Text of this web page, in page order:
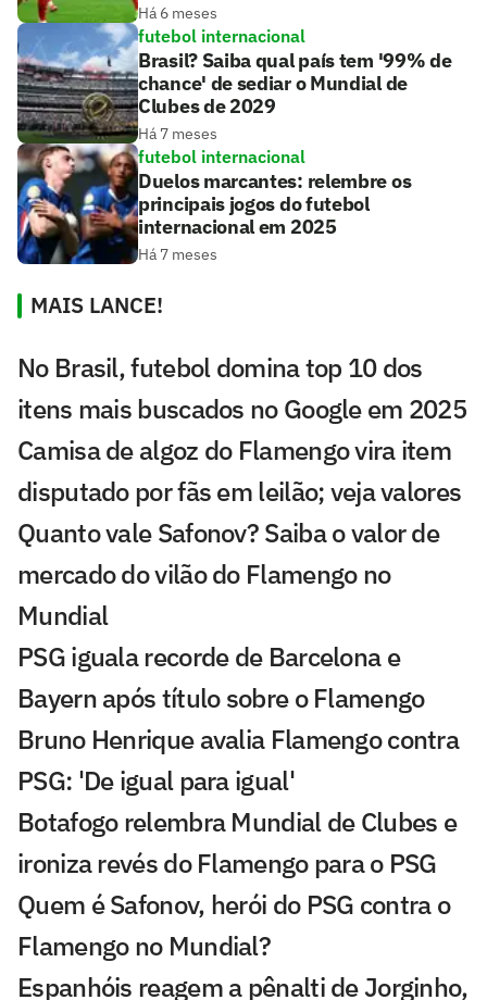
Há 6 meses
futebol internacional
Brasil? Saiba qual país tem '99% de
chance' de sediar o Mundial de
Clubes de 2029
Há 7 meses
futebol internacional
Duelos marcantes: relembre os
principais jogos do futebol
internacional em 2025
Há 7 meses
MAIS LANCE!
No Brasil, futebol domina top 10 dos
itens mais buscados no Google em 2025
Camisa de algoz do Flamengo vira item
disputado por fãs em leilão; veja valores
Quanto vale Safonov? Saiba o valor de
mercado do vilão do Flamengo no
Mundial
PSG iguala recorde de Barcelona e
Bayern após título sobre o Flamengo
Bruno Henrique avalia Flamengo contra
PSG: 'De igual para igual'
Botafogo relembra Mundial de Clubes e
ironiza revés do Flamengo para o PSG
Quem é Safonov, herói do PSG contra o
Flamengo no Mundial?
Espanhóis reagem a pênalti de Jorginho,